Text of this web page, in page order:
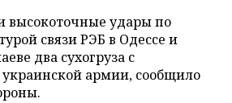
высокоточные удары по
связи РЭБ в Одессе и
два сухогруза с
армии, сообщило